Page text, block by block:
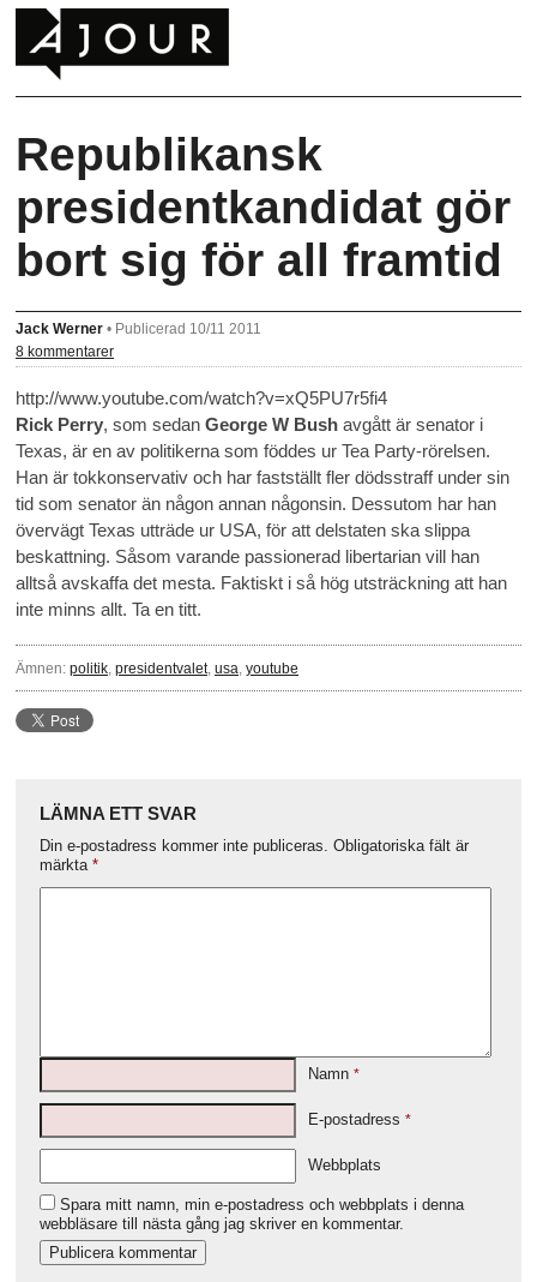
Republikansk
presidentkandidat gör
bort sig för all framtid
Jack Werner • Publicerad 10/11 2011
8 kommentarer
http://www.youtube.com/watch?v=xQ5PU7r5fi4
Rick Perry, som sedan George W Bush avgått är senator i
Texas, är en av politikerna som föddes ur Tea Party-rörelsen.
Han är tokkonservativ och har fastställt fler dödsstraff under sin
tid som senator än någon annan någonsin. Dessutom har han
övervägt Texas utträde ur USA, för att delstaten ska slippa
beskattning. Såsom varande passionerad libertarian vill han
alltså avskaffa det mesta. Faktiskt i så hög utsträckning att han
inte minns allt. Ta en titt.
Ämnen: politik presidentvalet, usa youtube
LÄMNA ETT SVAR
Din e-postadress kommer inte publiceras. Obligatoriska fält är
märkta *
Namn *
E-postadress *
Webbplats
Spara mitt namn, min e-postadress och webbplats i denna
webbläsare till nästa gång jag skriver en kommentar.